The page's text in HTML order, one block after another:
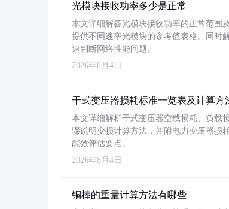
光模块接收功率多少是正常
本文详细解答光模块接收功率的正常范围
提供不同速率光模块的参考值表格。同时
速判断网络性能问题。
2026年8月4日
干式变压器损耗标准一览表及计算方
本文详细解析干式变压器空载损耗、负载
骤说明变损计算方法，并附电力变压器损
能效评估要点。
2026年8月4日
铜棒的重量计算方法有哪些